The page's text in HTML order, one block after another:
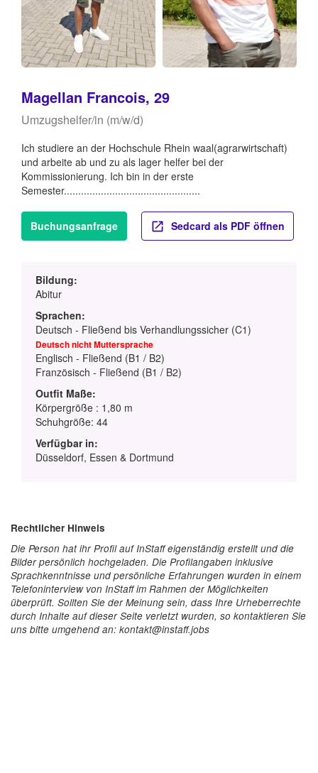
Magellan Francois, 29
Umzugshelfer/in (m/w/d)
Ich studiere an der Hochschule Rhein waal(agrarwirtschaft)
und arbeite ab und zu als lager helfer bei der
Kommissionierung. Ich bin in der erste
Semester................................................
Buchungsanfrage Sedcard als PDF öffnen
Bildung:
Abitur
Sprachen:
Deutsch - Fließend bis Verhandlungssicher (C1)
Deutsch nicht Muttersprache
Englisch - Fließend (B1 / B2)
Französisch - Fließend (B1 / B2)
Outfit Maße:
Körpergröße : 1,80 m
Schuhgröße: 44
Verfügbar in:
Düsseldorf, Essen & Dortmund
Rechtlicher Hinweis
Die Person hat ihr Profil auf InStaff eigenständig erstellt und die
Bilder persönlich hochgeladen. Die Profilangaben inklusive
Sprachkenntnisse und persönliche Erfahrungen wurden in einem
Telefoninterview von InStaff im Rahmen der Möglichkeiten
überprüft. Sollten Sie der Meinung sein, dass Ihre Urheberrechte
durch Inhalte auf dieser Seite verletzt wurden, so kontaktieren Sie
uns bitte umgehend an: kontakt@instaff.jobs